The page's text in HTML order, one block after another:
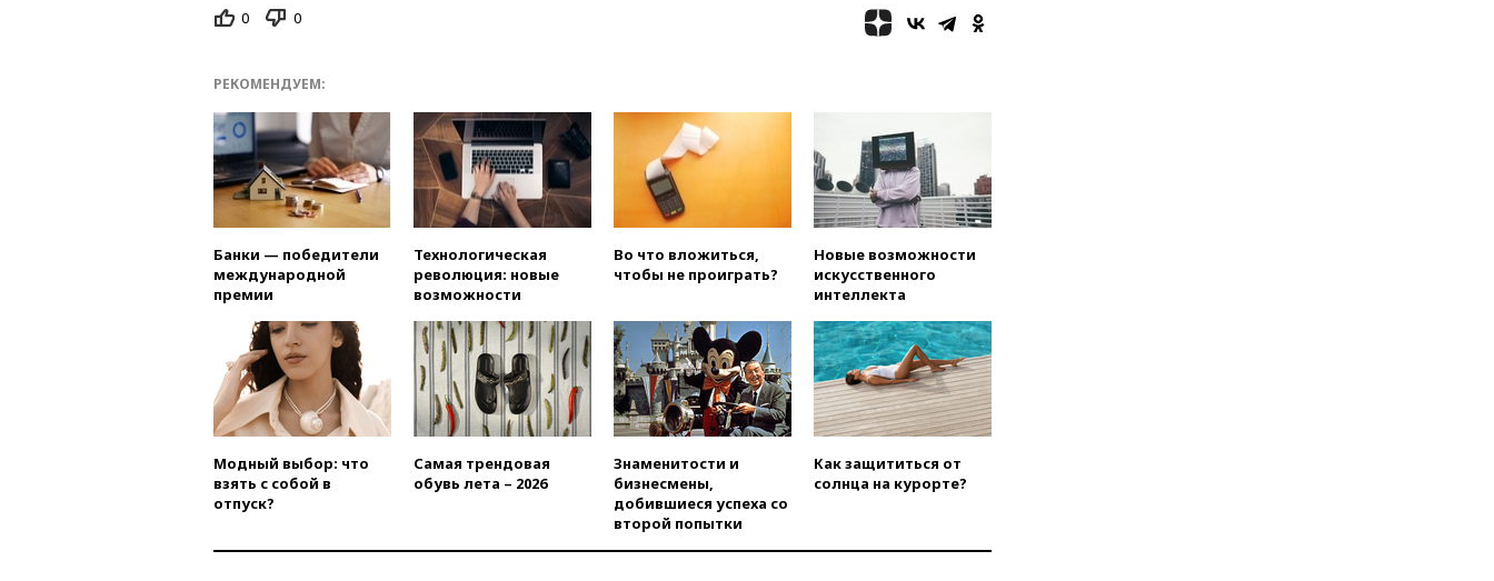
ресурс для Украины
историка Артема Кирпиченка
арестовали в Израиле
вчера, 23:23«Спартак»
разгромил «Оренбург» в
вчера, 23:00Пост Дмитриева в
X о миграционном кризисе в
просмотров
вчера, 22:49Минпромторг:
банкротство «Кванта» не
означает прекращения
производства телевизоров в
вчера, 22:35 Семь грузовых
вагонов сошли с рельсов в
вчера, 22:22Минфин: в июле
0 0
РЕКОМЕНДУЕМ:
Банки — победители
международной
премии
Технологическая
революция: новые
возможности
Во что вложиться,
чтобы не проиграть?
Новые возможности
искусственного
интеллекта
Модный выбор: что
взять с собой в
отпуск?
Самая трендовая
обувь лета – 2026
Знаменитости и
бизнесмены,
добившиеся успеха со
второй попытки
Как защититься от
солнца на курорте?